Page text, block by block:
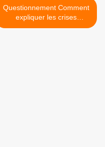
Questionnement Comment
expliquer les crises
financières et réguler le